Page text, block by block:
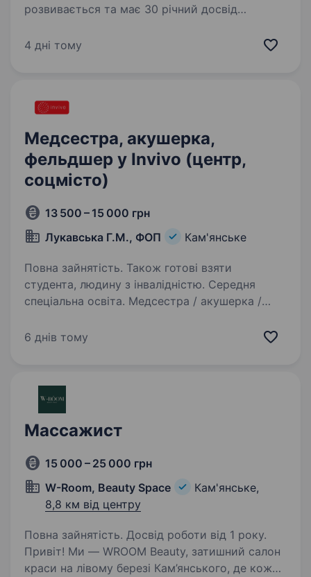
розвивається та має 30 річний досвід
активних ЗАВІДУВАЧА АПТЕКИ, ФАРМАЦЕВТА,
4 дні тому
Медсестра, акушерка,
фельдшер у Invivo (центр,
соцмісто)
13 500 – 15 000 грн
Лукавська Г.М., ФОП
Кам'янське
Повна зайнятість. Також готові взяти
студента, людину з інвалідністю. Середня
спеціальна освіта. Медсестра / акушерка /
запрошує до команди медсестру, акушерку
працювати з пацієнтами, дотримується…
6 днів тому
Массажист
15 000 – 25 000 грн
W-Room, Beauty Space
Кам'янське,
8,8 км від центру
Повна зайнятість. Досвід роботи від 1 року.
Привіт! Ми — WROOM Beauty, затишний салон
краси на лівому березі Кам’янського, де кожен